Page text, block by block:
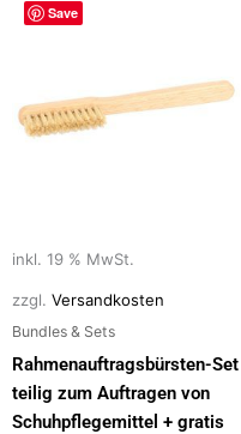
Save
inkl. 19 % MwSt.
zzgl. Versandkosten
Bundles & Sets
Rahmenauftragsbürsten-
teilig zum Auftragen von
Schuhpflegemittel + gratis